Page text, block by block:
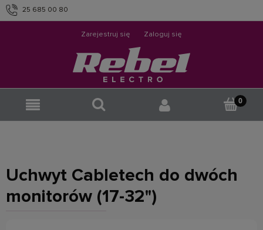
25 685 00 80
info@rebelelectro.com
Zarejestruj się Zaloguj się
Uchwyt Cabletech do dwóch
monitorów (17-32")